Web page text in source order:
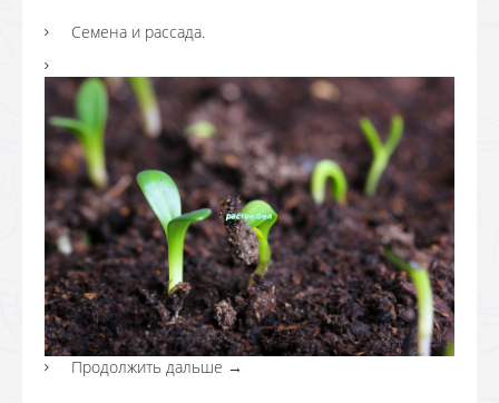
Семена и рассада.
Продолжить дальше →